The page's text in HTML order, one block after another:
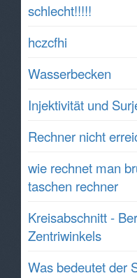
schlecht!!!!!
hczcfhi
Wasserbecken
Injektivität und
Rechner nicht
wie rechnet man
taschen rechner
Kreisabschnitt -
Zentriwinkels
Was bedeutet der